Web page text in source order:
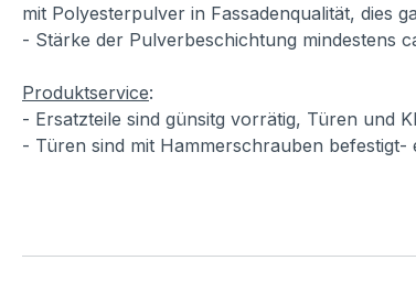
mit Polyesterpulver in Fassadenqualität, dies
- Stärke der Pulverbeschichtung mindestens
Produktservice:
- Ersatzteile sind günsitg vorrätig, Türen und
- Türen sind mit Hammerschrauben